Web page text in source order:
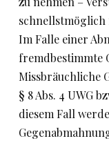
schnellstmöglich
Im Falle einer
fremdbestimmte
Missbräuchliche
§ 8 Abs. 4 UWG
diesem Fall